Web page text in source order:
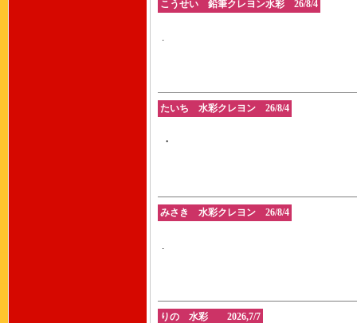
こうせい 鉛筆クレヨン水彩 26/8/4
.
たいち 水彩クレヨン 26/8/4
・
みさき 水彩クレヨン 26/8/4
.
りの 水彩 2026,7/7